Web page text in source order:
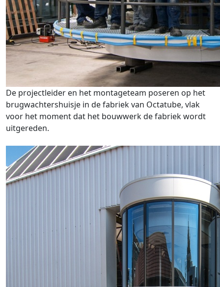
De projectleider en het montageteam poseren op het
brugwachtershuisje in de fabriek van Octatube, vlak
voor het moment dat het bouwwerk de fabriek wordt
uitgereden.